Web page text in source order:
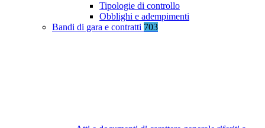
Tipologie di controllo
Obblighi e adempimenti
Bandi di gara e contratti 703